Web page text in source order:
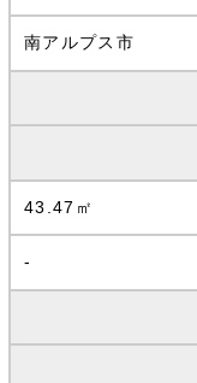
南アルプス市
43.47㎡
-